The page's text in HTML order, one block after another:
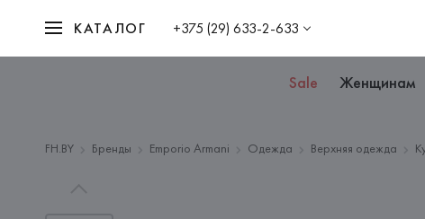
КАТАЛОГ +375 (29) 633-2-633
Sale Женщинам
FH.BY Бренды Emporio Armani Одежда Верхняя одежда